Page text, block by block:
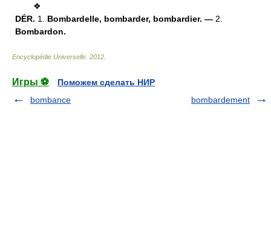
❖
DÉR. 1. Bombardelle, bombarder, bombardier. — 2.
Bombardon.
Encyclopédie Universelle 2012
Игры ⚽
Поможем сделать НИР
bombance
bombardement